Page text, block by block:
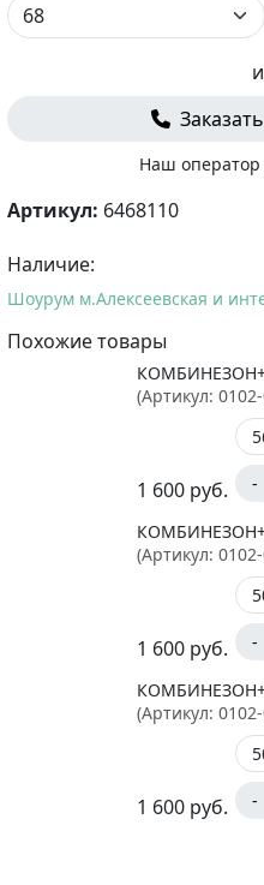
Наш оператор
Артикул: 6468110
Наличие:
Шоурум м.Алексеевская и
Похожие товары
(Артикул:
1 600 руб. -
(Артикул:
1 600 руб. -
(Артикул:
1 600 руб. -